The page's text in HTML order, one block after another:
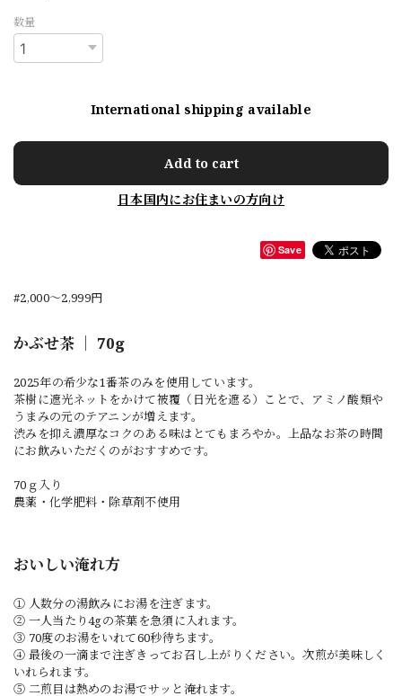
数量
International shipping available
Add to cart
日本国内にお住まいの方向け
Save
#2,000〜2,999円
かぶせ茶 ｜ 70g
2025年の希少な1番茶のみを使用しています。
茶樹に遮光ネットをかけて被覆（日光を遮る）ことで、アミノ酸類や
うまみの元のテアニンが増えます。
渋みを抑え濃厚なコクのある味はとてもまろやか。上品なお茶の時間
にお飲みいただくのがおすすめです。
70ｇ入り
農薬・化学肥料・除草剤不使用
おいしい淹れ方
① 人数分の湯飲みにお湯を注ぎます。
② 一人当たり4gの茶葉を急須に入れます。
③ 70度のお湯をいれて60秒待ちます。
④ 最後の一滴まで注ぎきってお召し上がりください。次煎が美味しく
いれられます。
⑤ 二煎目は熱めのお湯でサッと淹れます。